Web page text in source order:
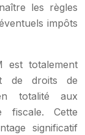
les règles
impôts
est totalement
de droits de
totalité aux
fiscale. Cette
significatif